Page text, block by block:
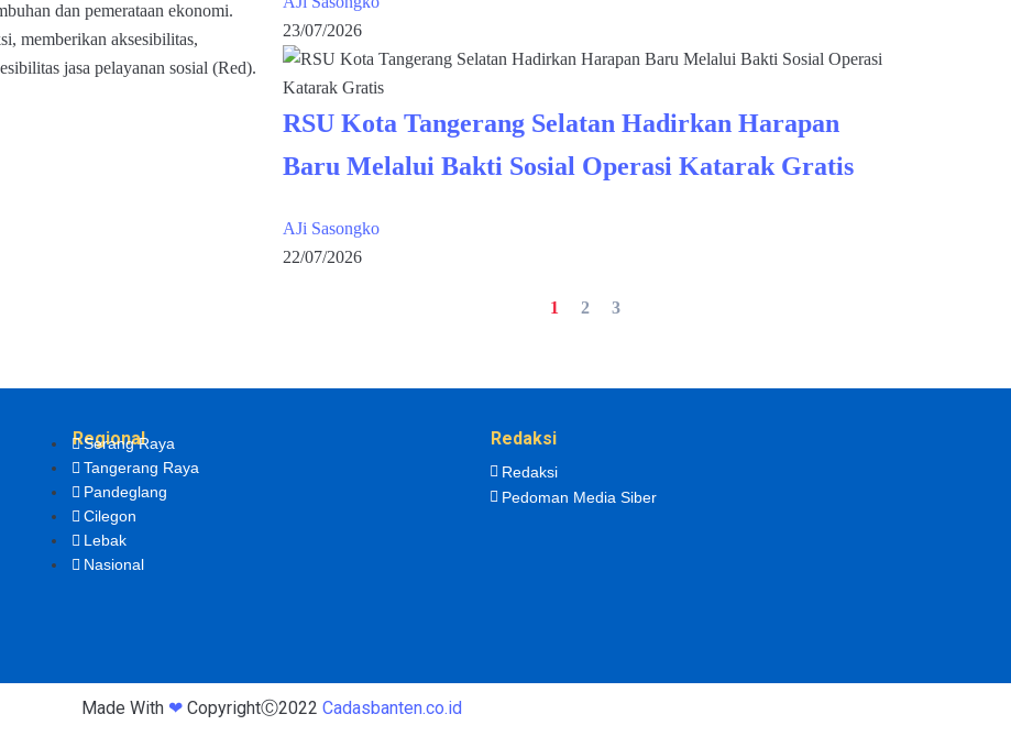
dan pemerataan ekonomi.
memberikan aksesibilitas,
jasa pelayanan sosial (Red).
23/07/2026
RSU Kota Tangerang Selatan Hadirkan Harapan
Baru Melalui Bakti Sosial Operasi Katarak Gratis
AJi Sasongko
22/07/2026
1 2 3
Regional
Serang Raya
Tangerang Raya
Pandeglang
Cilegon
Lebak
Nasional
Redaksi
Redaksi
Pedoman Media Siber
Made With ❤ CopyrightⒸ2022 Cadasbanten.co.id